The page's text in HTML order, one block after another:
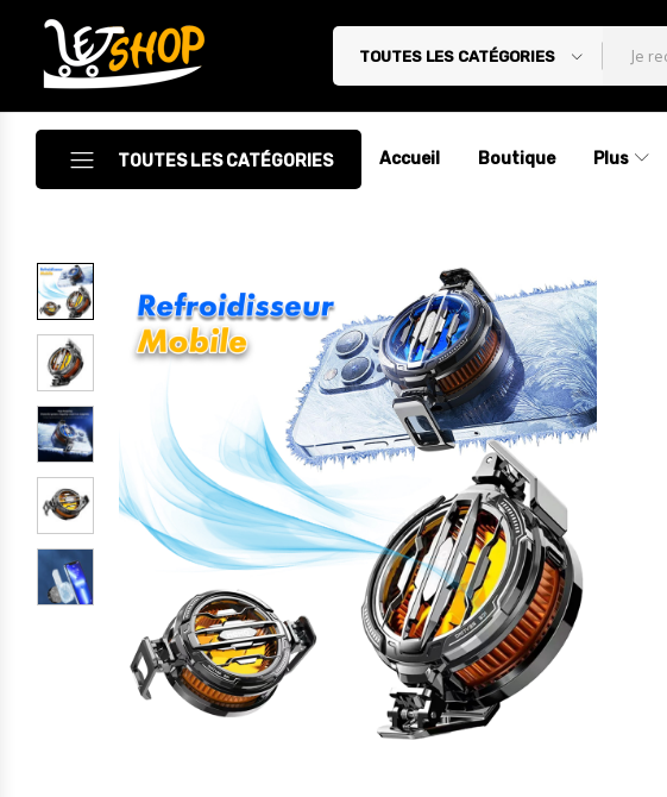
Letshop.dz
TOUTES LES CATÉGORIES
TOUTES LES CATÉGORIES
Accessoires
Accessoires Auto/Moto
Accessoires PC
Camping & Randonnée
Cuisine
Décoration
Electroménager
Électronique
Jouets
Maternité
Accueil Boutique Plus